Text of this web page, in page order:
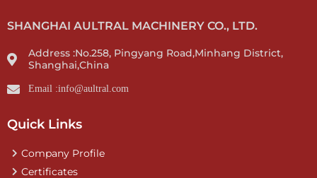
SHANGHAI AULTRAL MACHINERY CO., LTD.
Address :No.258, Pingyang Road,Minhang District,
Shanghai,China
Email :info@aultral.com
Quick Links
Company Profile
Certificates